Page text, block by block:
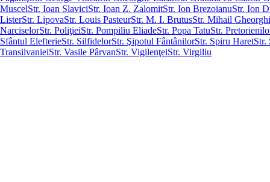
MuscelStr. Ioan SlaviciStr. Ioan Z. ZalomitStr. Ion BrezoianuStr. Ion
ListerStr. LipovaStr. Louis PasteurStr. M. I. BrutusStr. Mihail
NarciselorStr. PoliţieiStr. Pompiliu EliadeStr. Popa TatuStr.
Sfântul ElefterieStr. SilfidelorStr. Şipotul FântânilorStr. Spiru HaretStr.
TransilvanieiStr. Vasile PârvanStr. VigilenţeiStr. Virgiliu